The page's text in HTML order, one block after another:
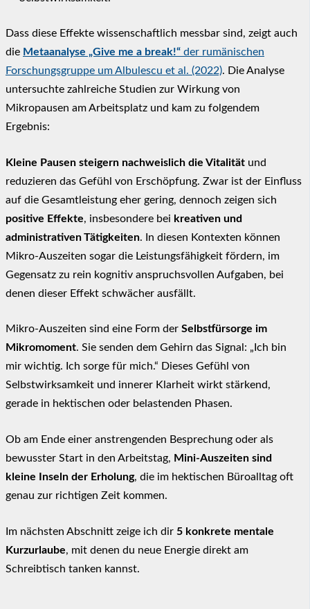
Dass diese Effekte wissenschaftlich messbar sind, zeigt auch
die Metaanalyse „Give me a break!“ der rumänischen
Forschungsgruppe um Albulescu et al. (2022). Die Analyse
untersuchte zahlreiche Studien zur Wirkung von
Mikropausen am Arbeitsplatz und kam zu folgendem
Ergebnis:
Kleine Pausen steigern nachweislich die Vitalität und
reduzieren das Gefühl von Erschöpfung. Zwar ist der Einfluss
auf die Gesamtleistung eher gering, dennoch zeigen sich
positive Effekte, insbesondere bei kreativen und
administrativen Tätigkeiten. In diesen Kontexten können
Mikro-Auszeiten sogar die Leistungsfähigkeit fördern, im
Gegensatz zu rein kognitiv anspruchsvollen Aufgaben, bei
denen dieser Effekt schwächer ausfällt.
Mikro-Auszeiten sind eine Form der Selbstfürsorge im
Mikromoment. Sie senden dem Gehirn das Signal: „Ich bin
mir wichtig. Ich sorge für mich.“ Dieses Gefühl von
Selbstwirksamkeit und innerer Klarheit wirkt stärkend,
gerade in hektischen oder belastenden Phasen.
Ob am Ende einer anstrengenden Besprechung oder als
bewusster Start in den Arbeitstag, Mini-Auszeiten sind
kleine Inseln der Erholung, die im hektischen Büroalltag oft
genau zur richtigen Zeit kommen.
Im nächsten Abschnitt zeige ich dir 5 konkrete mentale
Kurzurlaube, mit denen du neue Energie direkt am
Schreibtisch tanken kannst.